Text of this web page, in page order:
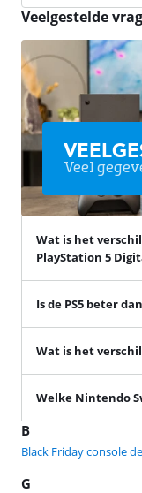
Veelgestelde
Wat is het
PlayStation 5
Is de PS5 beter
Wat is het verschil
Welke Nintendo
Veel
B
Black Friday console
G